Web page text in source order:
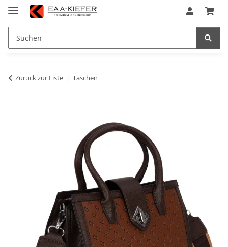
Zurück zur Liste Taschen